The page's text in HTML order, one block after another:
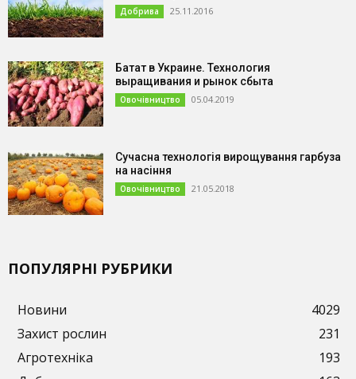
Добрива 25.11.2016
Батат в Украине. Технология
выращивания и рынок сбыта
Овочівництво 05.04.2019
Сучасна технологія вирощування гарбуза
на насіння
Овочівництво 21.05.2018
ПОПУЛЯРНІ РУБРИКИ
Новини
4029
Захист рослин
231
Агротехніка
193